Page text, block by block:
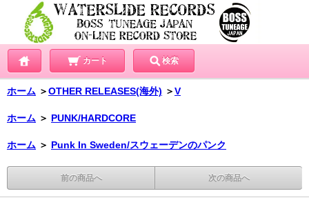
カート 検索
ホーム ＞OTHER RELEASES(海外) ＞V
ホーム ＞ PUNK/HARDCORE
ホーム ＞ Punk In Sweden/スウェーデンのパンク
前の商品へ 次の商品へ